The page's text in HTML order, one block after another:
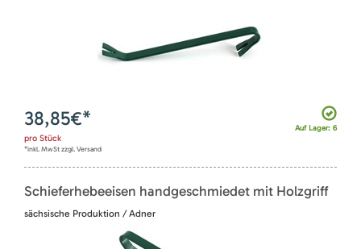
Auf Lager: 6
38,85€*
pro Stück
*inkl. MwSt zzgl. Versand
Schieferhebeeisen handgeschmiedet mit Holzgriff
sächsische Produktion / Adner